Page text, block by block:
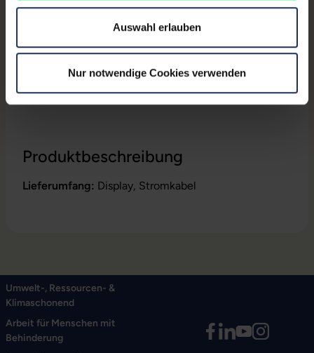
Auswahl erlauben
Nur notwendige Cookies verwenden
Produktbeschreibung
Lieferumfang: Display, Stromkabel
GTIN/EAN: 0196801904989
Gewicht: 5,4 kg
Herstellernummer: 63CFMATXEU
Umwelt-, Ressourcen- &
Klimaschonend
Arbeit für Menschen mit
Behinderung